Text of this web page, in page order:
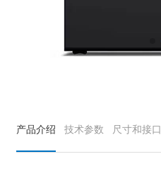
产品介绍 技术参数 尺寸和接口